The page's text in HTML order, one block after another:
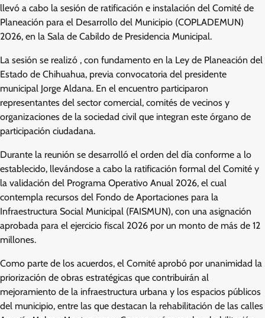
llevó a cabo la sesión de ratificación e instalación del Comité de
Planeación para el Desarrollo del Municipio (COPLADEMUN)
2026, en la Sala de Cabildo de Presidencia Municipal.
La sesión se realizó , con fundamento en la Ley de Planeación del
Estado de Chihuahua, previa convocatoria del presidente
municipal Jorge Aldana. En el encuentro participaron
representantes del sector comercial, comités de vecinos y
organizaciones de la sociedad civil que integran este órgano de
participación ciudadana.
Durante la reunión se desarrolló el orden del día conforme a lo
establecido, llevándose a cabo la ratificación formal del Comité y
la validación del Programa Operativo Anual 2026, el cual
contempla recursos del Fondo de Aportaciones para la
Infraestructura Social Municipal (FAISMUN), con una asignación
aprobada para el ejercicio fiscal 2026 por un monto de más de 12
millones.
Como parte de los acuerdos, el Comité aprobó por unanimidad la
priorización de obras estratégicas que contribuirán al
mejoramiento de la infraestructura urbana y los espacios públicos
del municipio, entre las que destacan la rehabilitación de las calles